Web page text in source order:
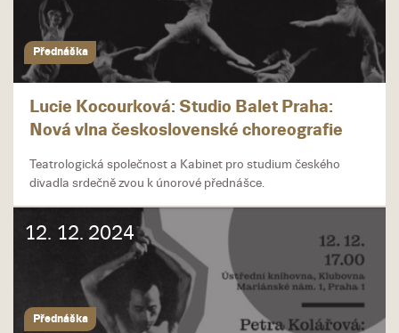
Přednáška
Lucie Kocourková: Studio Balet Praha:
Nová vlna československé choreografie
Teatrologická společnost a Kabinet pro studium českého
divadla srdečně zvou k únorové přednášce.
12. 12. 2024
Přednáška